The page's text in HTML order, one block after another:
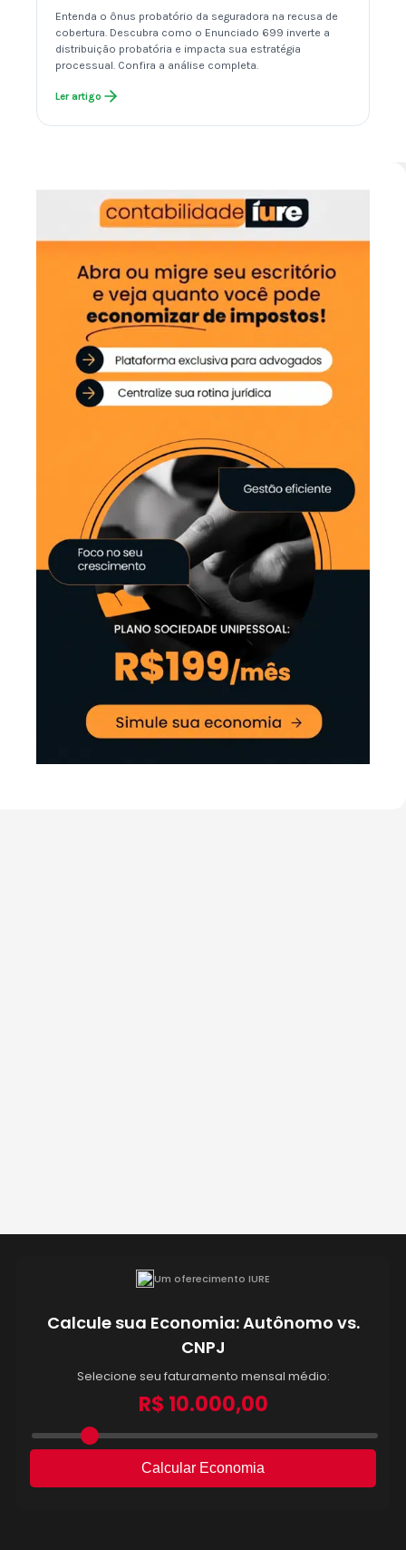
Entenda o ônus probatório da seguradora na recusa de
cobertura. Descubra como o Enunciado 699 inverte a
distribuição probatória e impacta sua estratégia
processual. Confira a análise completa.
Ler artigo